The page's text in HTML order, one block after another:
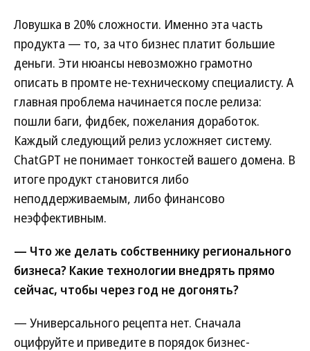
Ловушка в 20% сложности. Именно эта часть
продукта — то, за что бизнес платит большие
деньги. Эти нюансы невозможно грамотно
описать в промте не-техническому специалисту. А
главная проблема начинается после релиза:
пошли баги, фидбек, пожелания доработок.
Каждый следующий релиз усложняет систему.
ChatGPT не понимает тонкостей вашего домена. В
итоге продукт становится либо
неподдерживаемым, либо финансово
неэффективным.
— Что же делать собственнику регионального
бизнеса? Какие технологии внедрять прямо
сейчас, чтобы через год не догонять?
— Универсального рецепта нет. Сначала
оцифруйте и приведите в порядок бизнес-